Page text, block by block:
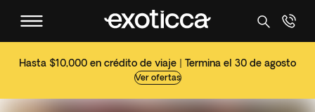
Hasta $10,000 en crédito de viaje | Termina el 30 de agosto
Ver ofertas